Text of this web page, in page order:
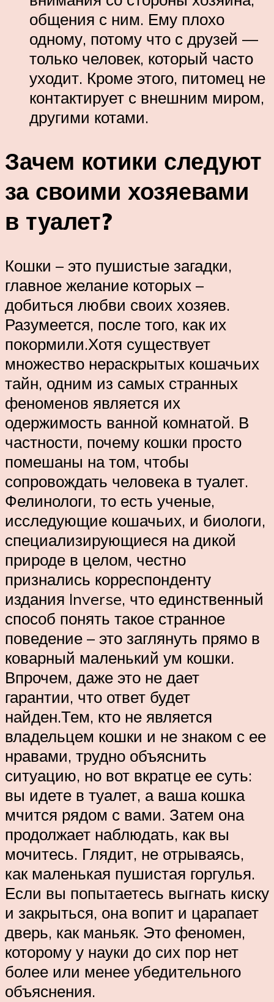
общения с ним. Ему плохо
одному, потому что с друзей —
только человек, который часто
уходит. Кроме этого, питомец не
контактирует с внешним миром,
другими котами.
Зачем котики следуют
за своими хозяевами
в туалет?
Кошки – это пушистые загадки,
главное желание которых –
добиться любви своих хозяев.
Разумеется, после того, как их
покормили.Хотя существует
множество нераскрытых кошачьих
тайн, одним из самых странных
феноменов является их
одержимость ванной комнатой. В
частности, почему кошки просто
помешаны на том, чтобы
сопровождать человека в туалет.
Фелинологи, то есть ученые,
исследующие кошачьих, и биологи,
специализирующиеся на дикой
природе в целом, честно
признались корреспонденту
издания Inverse, что единственный
способ понять такое странное
поведение – это заглянуть прямо в
коварный маленький ум кошки.
Впрочем, даже это не дает
гарантии, что ответ будет
найден.Тем, кто не является
владельцем кошки и не знаком с ее
нравами, трудно объяснить
ситуацию, но вот вкратце ее суть:
вы идете в туалет, а ваша кошка
мчится рядом с вами. Затем она
продолжает наблюдать, как вы
мочитесь. Глядит, не отрываясь,
как маленькая пушистая горгулья.
Если вы попытаетесь выгнать киску
и закрыться, она вопит и царапает
дверь, как маньяк. Это феномен,
которому у науки до сих пор нет
более или менее убедительного
объяснения.